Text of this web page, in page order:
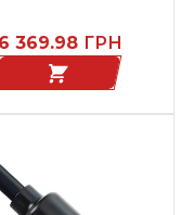
369.98 ГРН